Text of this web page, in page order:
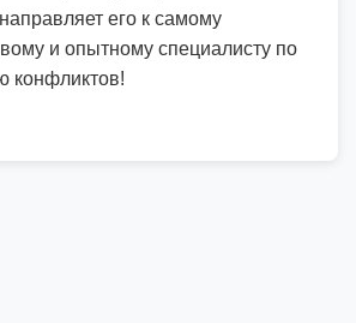
его к самому
и опытному специалисту по
конфликтов!